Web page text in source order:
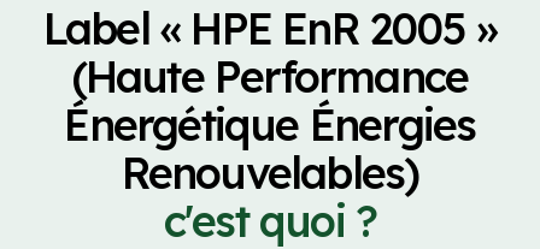
Label « HPE EnR 2005 »
(Haute Performance
Énergétique Énergies
Renouvelables)
c'est quoi ?